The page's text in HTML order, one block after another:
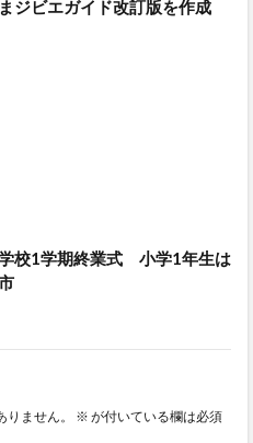
ジビエガイド改訂版を作成
校1学期終業式 小学1年生は
ません。 ※ が付いている欄は必須